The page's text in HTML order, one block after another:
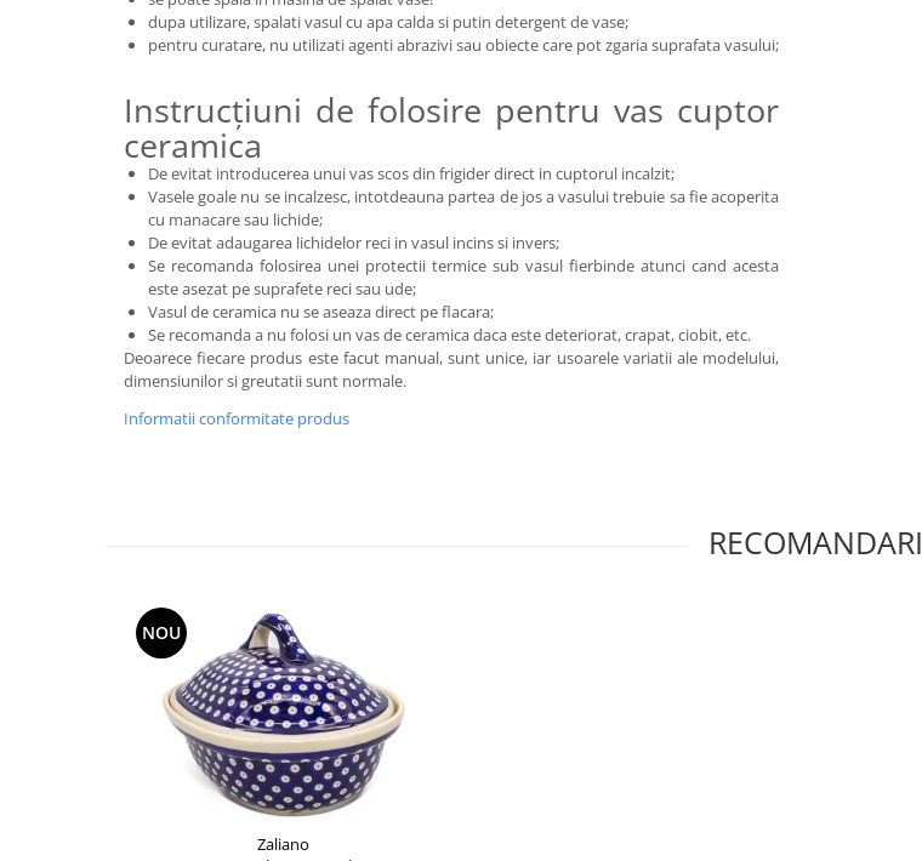
dupa utilizare, spalati vasul cu apa calda si putin detergent de vase;
pentru curatare, nu utilizati agenti abrazivi sau obiecte care pot zgaria suprafata vasului;
Instrucțiuni de folosire pentru vas cuptor
ceramica
De evitat introducerea unui vas scos din frigider direct in cuptorul incalzit;
Vasele goale nu se incalzesc, intotdeauna partea de jos a vasului trebuie sa fie acoperita
cu manacare sau lichide;
De evitat adaugarea lichidelor reci in vasul incins si invers;
Se recomanda folosirea unei protectii termice sub vasul fierbinde atunci cand acesta
este asezat pe suprafete reci sau ude;
Vasul de ceramica nu se aseaza direct pe flacara;
Se recomanda a nu folosi un vas de ceramica daca este deteriorat, crapat, ciobit, etc.
Deoarece fiecare produs este facut manual, sunt unice, iar usoarele variatii ale modelului,
dimensiunilor si greutatii sunt normale.
Informatii conformitate produs
RECOMANDARI
NOU
Zaliano